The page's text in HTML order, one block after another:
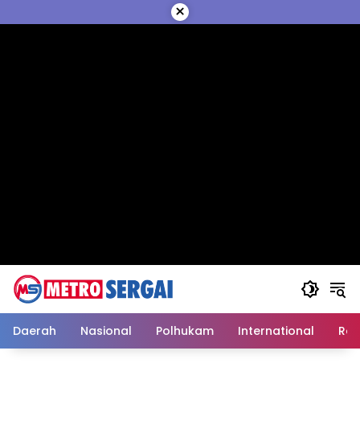
ke
×
Daerah Nasional Polhukam International